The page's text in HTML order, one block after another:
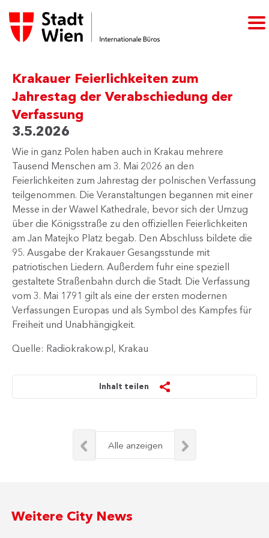
Krakauer Feierlichkeiten zum
Jahrestag der Verabschiedung der
Verfassung
3.5.2026
Wie in ganz Polen haben auch in Krakau mehrere
Tausend Menschen am 3. Mai 2026 an den
Feierlichkeiten zum Jahrestag der polnischen Verfassung
teilgenommen. Die Veranstaltungen begannen mit einer
Messe in der Wawel Kathedrale, bevor sich der Umzug
über die Königsstraße zu den offiziellen Feierlichkeiten
am Jan Matejko Platz begab. Den Abschluss bildete die
95. Ausgabe der Krakauer Gesangsstunde mit
patriotischen Liedern. Außerdem fuhr eine speziell
gestaltete Straßenbahn durch die Stadt. Die Verfassung
vom 3. Mai 1791 gilt als eine der ersten modernen
Verfassungen Europas und als Symbol des Kampfes für
Freiheit und Unabhängigkeit.​
Quelle: Radiokrakow.pl, Krakau
Inhalt teilen
Alle anzeigen
Weitere City News